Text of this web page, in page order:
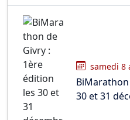
samedi 8
30 et 31